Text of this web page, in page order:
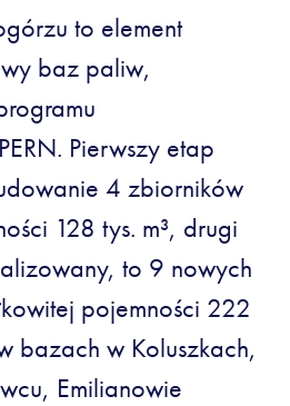
to element
baz paliw,
Pierwszy etap
4 zbiorników
128 tys. m³, drugi
to 9 nowych
pojemności 222
bazach w Koluszkach,
Emilianowie